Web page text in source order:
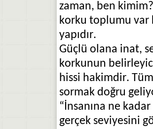
zaman, ben
korku toplumu var
yapıdır.
Güçlü olana inat,
korkunun
hissi hakimdir.
sormak doğru
“İnsanına ne
gerçek seviyesini